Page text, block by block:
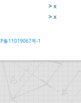
x
x
备11019067号-1